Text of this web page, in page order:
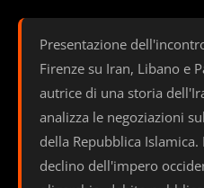
Presentazione
Firenze su Iran, Libano e
autrice di una storia
analizza le negoziazioni
della Repubblica
declino dell'impero